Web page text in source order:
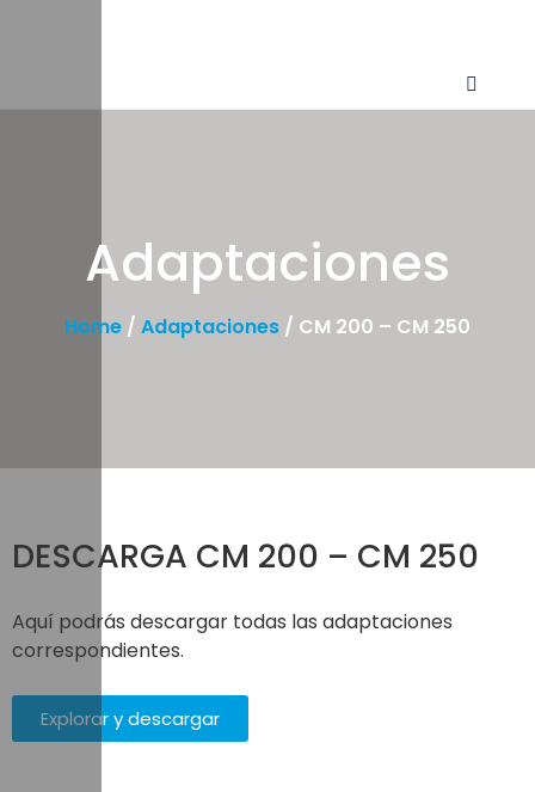
Adaptaciones
Home / Adaptaciones / CM 200 – CM 250
DESCARGA CM 200 – CM 250
Aquí podrás descargar todas las adaptaciones
correspondientes.
Explorar y descargar